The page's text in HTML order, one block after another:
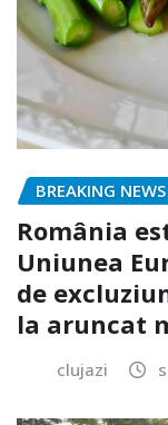
BREAKING NEWS
România
Uniunea
de
la aruncat
clujazi